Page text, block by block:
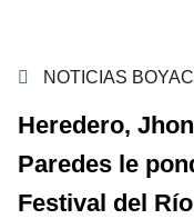
NOTICIAS
Heredero,
Paredes le
Festival del